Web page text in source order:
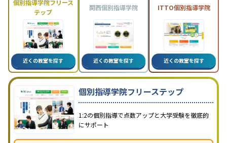
個別指導学院フリース
テップ
近くの教室を探す
関西個別指導学院
近くの教室を探す
ITTO個別指導学院
近くの教室を探す
個別指導学院フリーステップ
1:2の個別指導で点数アップと大学受験を徹底的
にサポート